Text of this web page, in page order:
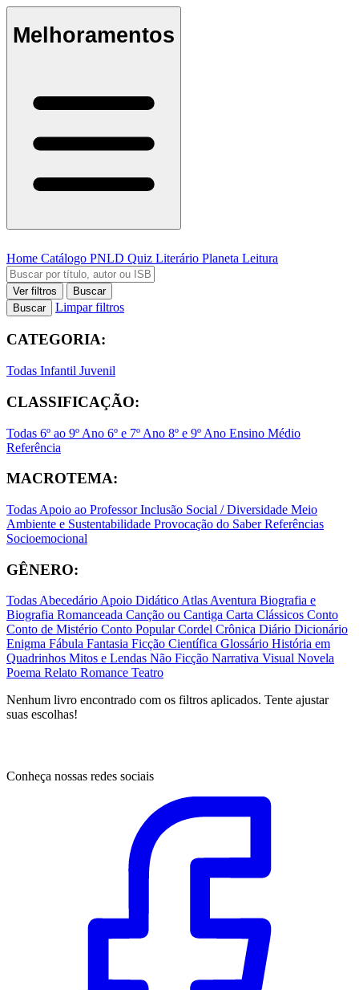
Melhoramentos
Home Catálogo PNLD Quiz Literário Planeta Leitura
Ver filtros
Buscar
Buscar
Limpar filtros
CATEGORIA:
Todas Infantil Juvenil
CLASSIFICAÇÃO:
Todas 6º ao 9º Ano 6º e 7º Ano 8º e 9º Ano Ensino Médio
Referência
MACROTEMA:
Todas Apoio ao ProfessorInclusão Social / Diversidade Meio
Ambiente e Sustentabilidade Provocação do SaberReferências
Socioemocional
GÊNERO:
TodasAbecedárioApoio DidáticoAtlasAventura Biografia e
Biografia Romanceada Canção ou Cantiga Carta Clássicos Conto
Conto de Mistério Conto PopularCordel Crônica Diário Dicionário
Enigma Fábula Fantasia Ficção Científica Glossário História em
Quadrinhos Mitos e Lendas Não Ficção Narrativa Visual Novela
Poema Relato Romance Teatro
Nenhum livro encontrado com os filtros aplicados. Tente ajustar
suas escolhas!
Conheça nossas redes sociais